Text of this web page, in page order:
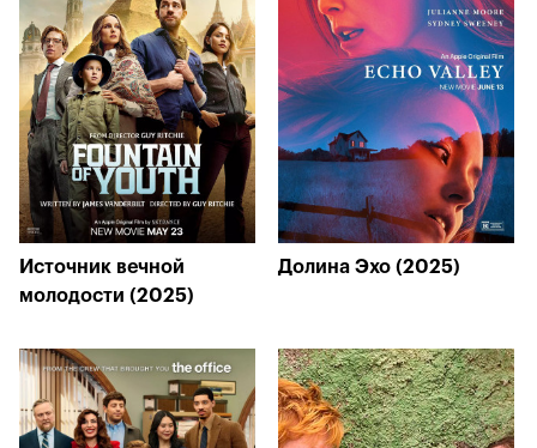
Источник вечной
молодости (2025)
Долина Эхо (2025)